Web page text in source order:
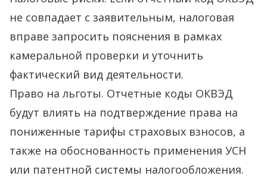
не совпадает с заявительным, налоговая
вправе запросить пояснения в рамках
камеральной проверки и уточнить
фактический вид деятельности.
Право на льготы. Отчетные коды ОКВЭД
будут влиять на подтверждение права на
пониженные тарифы страховых взносов, а
также на обоснованность применения УСН
или патентной системы налогообложения.